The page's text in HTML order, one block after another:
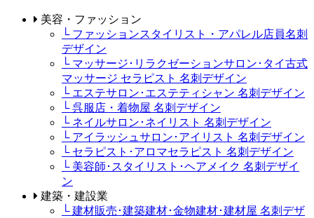
美容・ファッション
└ ファッションスタイリスト・アパレル店員名刺
デザイン
└ マッサージ･リラクゼーションサロン･タイ古式
マッサージ セラピスト 名刺デザイン
└ エステサロン･エステティシャン 名刺デザイン
└ 呉服店・着物屋 名刺デザイン
└ ネイルサロン･ネイリスト 名刺デザイン
└ アイラッシュサロン･アイリスト 名刺デザイン
└ セラピスト･アロマセラピスト 名刺デザイン
└ 美容師･スタイリスト･ヘアメイク 名刺デザイ
ン
建築・建設業
└ 建材販売･建築建材･金物建材･建材屋 名刺デザ